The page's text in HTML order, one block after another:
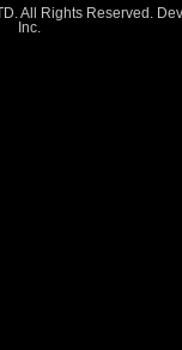
All Rights Reserved.
Inc.